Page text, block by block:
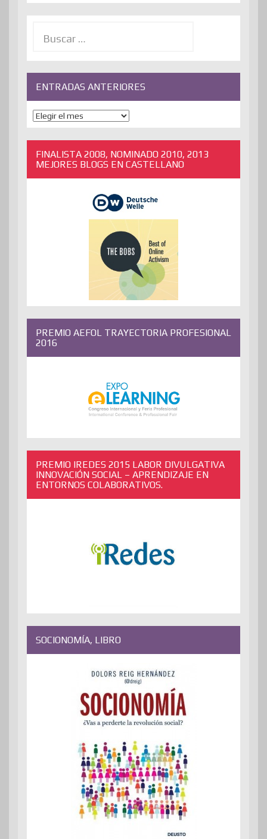
ENTRADAS ANTERIORES
ENTRADAS
ANTERIORES
FINALISTA 2008, NOMINADO 2010, 2013
MEJORES BLOGS EN CASTELLANO
PREMIO AEFOL TRAYECTORIA PROFESIONAL
2016
PREMIO IREDES 2015 LABOR DIVULGATIVA
INNOVACIÓN SOCIAL – APRENDIZAJE EN
ENTORNOS COLABORATIVOS.
SOCIONOMÍA, LIBRO